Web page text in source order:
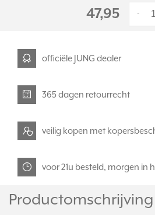
47,95 -
officiële JUNG dealer
365 dagen retourrecht
veilig kopen met
voor 21u besteld, morgen in
Productomschrijving